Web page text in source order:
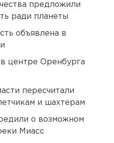
предложили
ради планеты
объявлена в
центре Оренбурга
пересчитали
и шахтерам
о возможном
Миасс